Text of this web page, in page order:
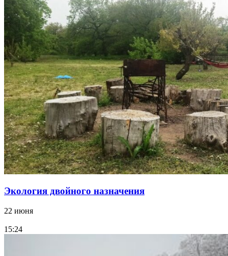
Экология двойного назначения
22 июня
15:24